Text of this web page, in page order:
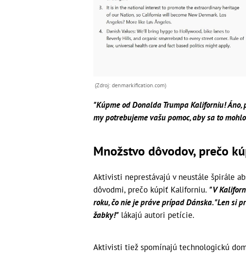
(Zdroj: denmarkification.com)
"Kúpme od Donalda Trumpa Kaliforniu!
my potrebujeme vašu pomoc, aby sa to
Množstvo dôvodov, prečo
Aktivisti neprestávajú v neustále špirále
dôvodmi, prečo kúpiť Kaliforniu. "V
roku, čo nie je práve prípad Dánska. "Len si
žabky!" lákajú autori petície.
Aktivisti tiež spomínajú technologickú